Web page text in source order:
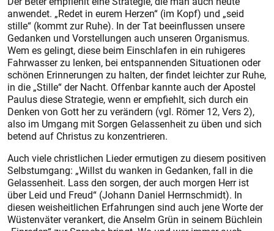
anwendet. „Redet in eurem Herzen“ (im Kopf) und „seid
stille“ (kommt zur Ruhe). In der Tat beeinflussen unsere
Gedanken und Vorstellungen auch unseren Organismus.
Wem es gelingt, diese beim Einschlafen in ein ruhigeres
Fahrwasser zu lenken, bei entspannenden Situationen oder
schönen Erinnerungen zu halten, der findet leichter zur Ruhe,
in die „Stille“ der Nacht. Offenbar kannte auch der Apostel
Paulus diese Strategie, wenn er empfiehlt, sich durch ein
Denken von Gott her zu verändern (vgl. Römer 12, Vers 2),
also im Umgang mit Sorgen Gelassenheit zu üben und sich
betend auf Christus zu konzentrieren.
Auch viele christlichen Lieder ermutigen zu diesem positiven
Selbstumgang: „Willst du wanken in Gedanken, fall in die
Gelassenheit. Lass den sorgen, der auch morgen Herr ist
über Leid und Freud“ (Johann Daniel Herrnschmidt). In
diesen weisheitlichen Erfahrungen sind auch jene Worte der
Wüstenväter verankert, die Anselm Grün in seinem Büchlein